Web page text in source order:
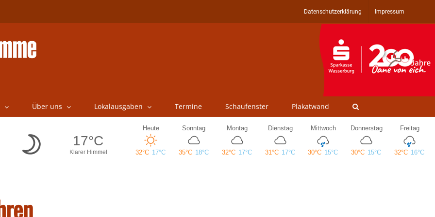
Datenschutzerklärung Impressum
Über uns Lokalausgaben Termine Schaufenster Plakatwand